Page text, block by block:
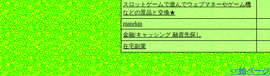
スロットゲームで遊んでウェブマネーやゲーム機
などの景品と交換★
manekin
金融/キャッシング 融資先探し
在宅副業
<<始ページ